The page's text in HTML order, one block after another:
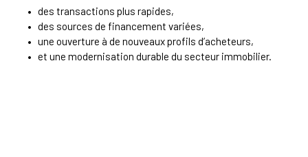
des transactions plus rapides,
des sources de financement variées,
une ouverture à de nouveaux profils d’acheteurs,
et une modernisation durable du secteur immobilier.